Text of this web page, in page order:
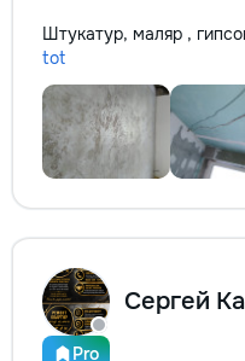
Штукатур, маляр ,
tot
Pro
Сергей